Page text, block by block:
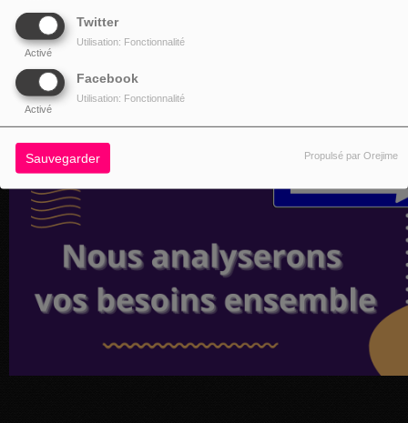
Twitter
Activé
Utilisation: Fonctionnalité
Facebook
Activé
Utilisation: Fonctionnalité
Sauvegarder Propulsé par Orejime